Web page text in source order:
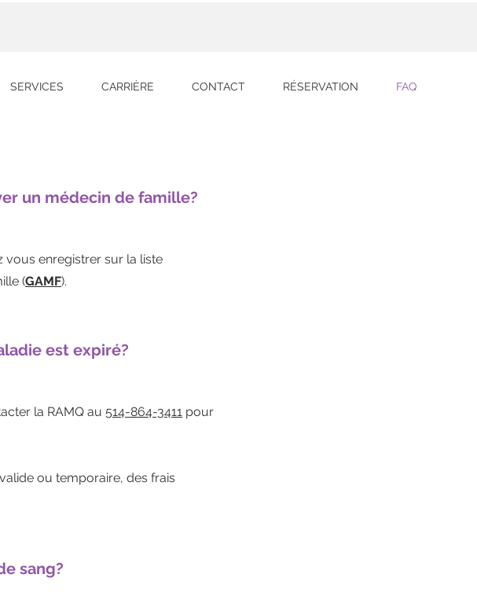
SERVICES CARRIÈRE CONTACT RÉSERVATION FAQ
un médecin de famille?
vousenregistrer sur la liste
(GAMF).
est expiré?
la RAMQ au 514-864-3411 pour
ou temporaire, des frais
sang?